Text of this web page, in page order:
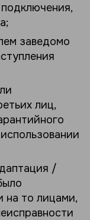
заведомо
лиц,
/
на то лицами,